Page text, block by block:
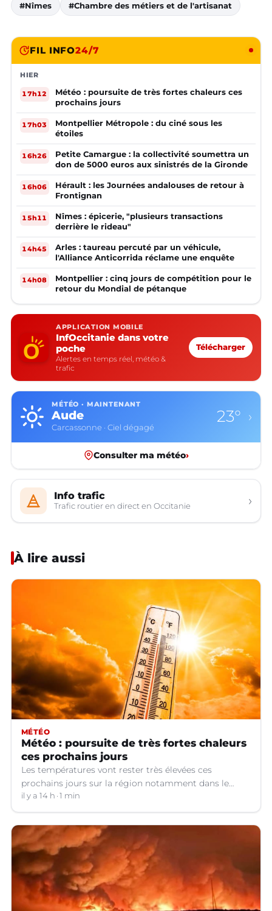
#Nîmes #Chambre des métiers et de l'artisanat
FIL INFO24/7
HIER
17h12
Météo : poursuite de très fortes chaleurs ces
prochains jours
17h03
Montpellier Métropole : du ciné sous les
étoiles
16h26
Petite Camargue : la collectivité soumettra un
don de 5000 euros aux sinistrés de la Gironde
16h06
Hérault : les Journées andalouses de retour à
Frontignan
15h11
Nîmes : épicerie, "plusieurs transactions
derrière le rideau"
14h45
Arles : taureau percuté par un véhicule,
l'Alliance Anticorrida réclame une enquête
14h08
Montpellier : cinq jours de compétition pour le
retour du Mondial de pétanque
APPLICATION MOBILE
InfOccitanie dans votre
poche
Alertes en temps réel, météo &
trafic
Télécharger
MÉTÉO · MAINTENANT
Aude
Carcassonne · Ciel dégagé
23° ›
Consulter ma météo›
Info trafic
Trafic routier en direct en Occitanie ›
À lire aussi
MÉTÉO
Météo : poursuite de très fortes chaleurs
ces prochains jours
Les températures vont rester très élevées ces
prochains jours sur la région notamment dans le
Languedoc.
il y a 14 h 1 min